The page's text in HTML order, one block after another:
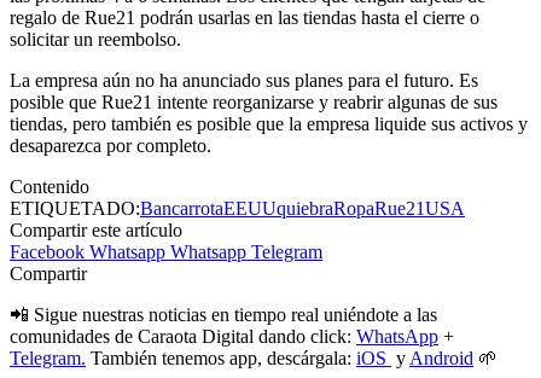
regalo de Rue21 podrán usarlas en las tiendas hasta el cierre o
solicitar un reembolso.
La empresa aún no ha anunciado sus planes para el futuro. Es
posible que Rue21 intente reorganizarse y reabrir algunas de sus
tiendas, pero también es posible que la empresa liquide sus activos y
desaparezca por completo.
Contenido
ETIQUETADO:BancarrotaEEUUquiebraRopaRue21USA
Compartir este artículo
Facebook Whatsapp Whatsapp Telegram
Compartir
📲 Sigue nuestras noticias en tiempo real uniéndote a las
comunidades de Caraota Digital dando click: WhatsApp +
Telegram. También tenemos app, descárgala: iOS y Android 🌱